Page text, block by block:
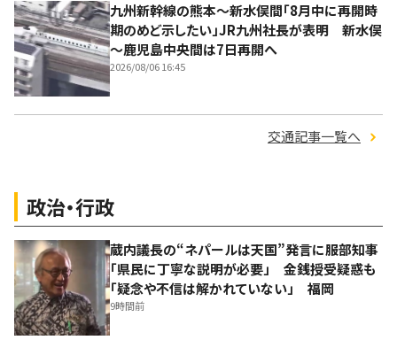
九州新幹線の熊本～新水俣間「8月中に再開時
期のめど示したい」JR九州社長が表明 新水俣
～鹿児島中央間は7日再開へ
2026/08/06 16:45
交通記事一覧へ
政治・行政
蔵内議長の“ネパールは天国”発言に服部知事
「県民に丁寧な説明が必要」 金銭授受疑惑も
「疑念や不信は解かれていない」 福岡
9時間前